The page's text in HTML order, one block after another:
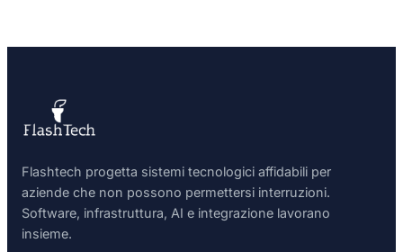
Flashtech progetta sistemi tecnologici affidabili per
aziende che non possono permettersi interruzioni.
Software, infrastruttura, AI e integrazione lavorano
insieme.